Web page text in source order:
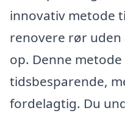
innovativ metode
renovere rør uden
op. Denne
tidsbesparende,
fordelagtig. Du